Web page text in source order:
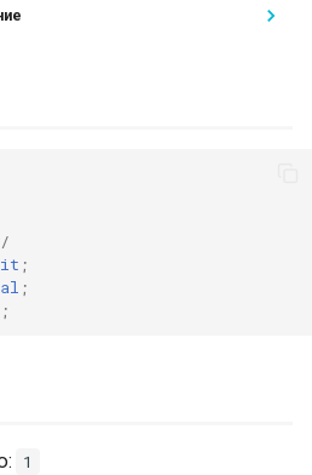
;
;
;
1